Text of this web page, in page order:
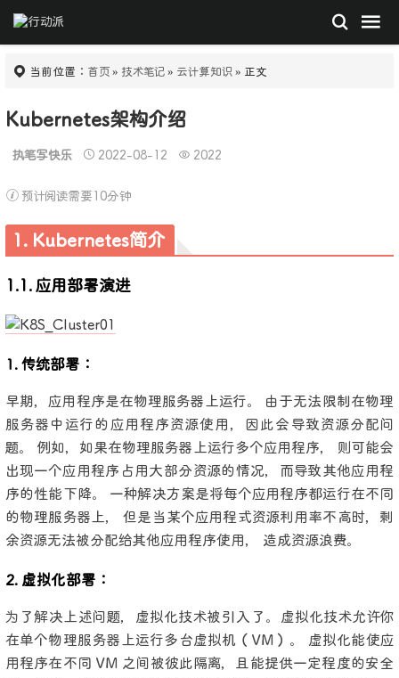
当前位置： 首页 » 技术笔记 » 云计算知识 » 正文
Kubernetes架构介绍
执笔写快乐 2022-08-12 2022
预计阅读需要10分钟
1. Kubernetes简介
1.1. 应用部署演进
1. 传统部署：
早期，应用程序是在物理服务器上运行。 由于无法限制在物理
服务器中运行的应用程序资源使用，因此会导致资源分配问
题。 例如，如果在物理服务器上运行多个应用程序， 则可能会
出现一个应用程序占用大部分资源的情况，而导致其他应用程
序的性能下降。 一种解决方案是将每个应用程序都运行在不同
的物理服务器上， 但是当某个应用程式资源利用率不高时，剩
余资源无法被分配给其他应用程序使用， 造成资源浪费。
2. 虚拟化部署：
为了解决上述问题，虚拟化技术被引入了。虚拟化技术允许你
在单个物理服务器上运行多台虚拟机（VM）。 虚拟化能使应
用程序在不同 VM 之间被彼此隔离，且能提供一定程度的安全